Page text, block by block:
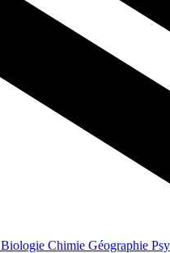
Biologie Chimie Géographie